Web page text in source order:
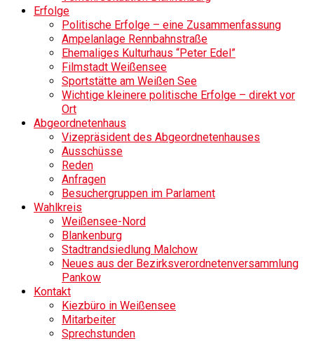
Erfolge
Politische Erfolge – eine Zusammenfassung
Ampelanlage Rennbahnstraße
Ehemaliges Kulturhaus “Peter Edel”
Filmstadt Weißensee
Sportstätte am Weißen See
Wichtige kleinere politische Erfolge – direkt vor
Ort
Abgeordnetenhaus
Vizepräsident des Abgeordnetenhauses
Ausschüsse
Reden
Anfragen
Besuchergruppen im Parlament
Wahlkreis
Weißensee-Nord
Blankenburg
Stadtrandsiedlung Malchow
Neues aus der Bezirksverordnetenversammlung
Pankow
Kontakt
Kiezbüro in Weißensee
Mitarbeiter
Sprechstunden